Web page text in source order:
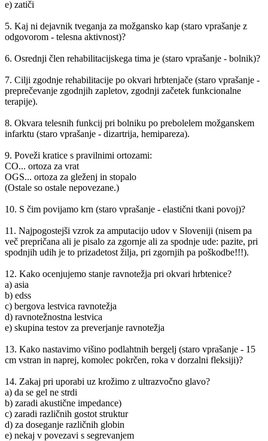
e) zatiči
5. Kaj ni dejavnik tveganja za možgansko kap (staro vprašanje z
odgovorom - telesna aktivnost)?
6. Osrednji člen rehabilitacijskega tima je (staro vprašanje - bolnik)?
7. Cilji zgodnje rehabilitacije po okvari hrbtenjače (staro vprašanje -
preprečevanje zgodnjih zapletov, zgodnji začetek funkcionalne
terapije).
8. Okvara telesnih funkcij pri bolniku po prebolelem možganskem
infarktu (staro vprašanje - dizartrija, hemipareza).
9. Poveži kratice s pravilnimi ortozami:
CO... ortoza za vrat
OGS... ortoza za gleženj in stopalo
(Ostale so ostale nepovezane.)
10. S čim povijamo krn (staro vprašanje - elastični tkani povoj)?
11. Najpogostejši vzrok za amputacijo udov v Sloveniji (nisem pa
več prepričana ali je pisalo za zgornje ali za spodnje ude: pazite, pri
spodnjih udih je to prizadetost žilja, pri zgornjih pa poškodbe!!!).
12. Kako ocenjujemo stanje ravnotežja pri okvari hrbtenice?
a) asia
b) edss
c) bergova lestvica ravnotežja
d) ravnotežnostna lestvica
e) skupina testov za preverjanje ravnotežja
13. Kako nastavimo višino podlahtnih bergelj (staro vprašanje - 15
cm vstran in naprej, komolec pokrčen, roka v dorzalni fleksiji)?
14. Zakaj pri uporabi uz krožimo z ultrazvočno glavo?
a) da se gel ne strdi
b) zaradi akustične impedance)
c) zaradi različnih gostot struktur
d) za doseganje različnih globin
e) nekaj v povezavi s segrevanjem